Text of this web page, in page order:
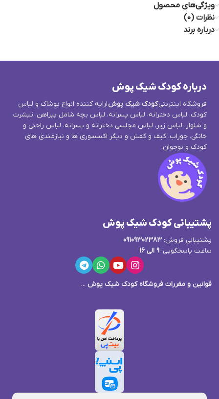
ویژگی‌های محصول
نظرات (0)
درباره برند
درباره کودک شیک پوش
فروشگاه اینترنتیکودک شیک پوشارایه کننده انواع پوشاک و لباس
کودک، لباس دخترانه، لباس پسرانه، لباس بچه شامل پیراهن، تیشرت
و شلوار، لباس زیر، لباس مجلسی دخترانه و پسرانه، لباس راحتی و
خانگی، جوراب، کیف و کفش و دیگر اکسسوری ها و نیازمندی های
کودک و نوجوان.
پشتیبانی کودک شیک پوش
پشتیبانی فروش: 09109302383
ساعت پاسخگویی: 9 الی 16
قوانین و مقررات فروشگاه کودک شیک پوش ...